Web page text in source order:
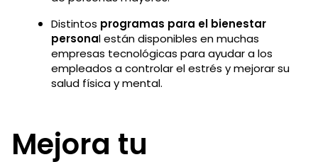
Distintos programas para el bienestar
personal están disponibles en muchas
empresas tecnológicas para ayudar a los
empleados a controlar el estrés y mejorar su
salud física y mental.
Mejora tu